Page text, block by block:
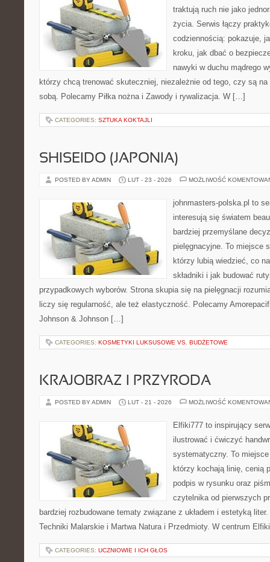
traktują ruch nie jako
życia. Serwis łączy
codziennością: pokazuje,
kroku, jak dbać o
nawyki w duchu mądrego
którzy chcą trenować skuteczniej, niezależnie od tego, czy są na
sobą. Polecamy Piłka nożna i Zawody i rywalizacja. W […]
CATEGORIES: SZTUKA KOKTAJLI
SHISEIDO (JAPONIA)
POSTED BY ADMIN LUT - 23 - 2026 MOŻLIWOŚĆ
johnmasters-polska.pl to
interesują się światem
bardziej przemyślane
pielęgnacyjne. To miejsce
którzy lubią wiedzieć, co
składniki i jak budować
przypadkowych wyborów. Strona skupia się na pielęgnacji
liczy się regularność, ale też elastyczność. Polecamy
Johnson & Johnson […]
CATEGORIES: KOSMETYKI LUKSUSOWE VS. BUDŻETOWE
KRAJOBRAZ I PRZYRODA
POSTED BY ADMIN LUT - 21 - 2026 MOŻLIWOŚĆ
Elfiki777 to inspirujący
ilustrować i ćwiczyć
systematyczny. To
którzy kochają linię, cenią
podpis w rysunku oraz
czytelnika od pierwszych
bardziej rozbudowane tematy związane z układem i estetyką
Techniki Malarskie i Martwa Natura i Przedmioty. W centrum
CATEGORIES: UCZNIOWIE I ICH GŁOS